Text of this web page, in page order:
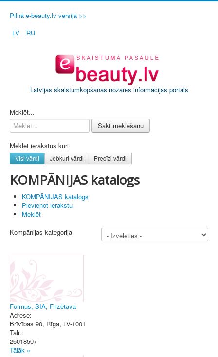
Pilnā e-beauty.lv versija >>
LV
RU
Latvijas skaistumkopšanas nozares informācijas portāls
Meklēt...
Sākt meklēšanu
Meklēt ierakstus kuri
Visi vārdi Jebkuri vārdi Precīzi vārdi
KOMPĀNIJAS katalogs
KOMPĀNIJAS katalogs
Pievienot ierakstu
Meklēt
Kompānijas kategorija
Formus, SIA, Frizētava
Adrese:
Brīvības 90, Rīga, LV-1001
Tālr.:
26018507
Tālāk »